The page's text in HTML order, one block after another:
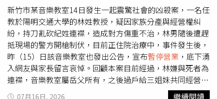
新竹市某音樂教室14日發生一起震驚社會的凶殺案，一名任
教於陽明交通大學的林姓教授，疑因家族分產與經營權糾
紛，持刀亂砍紀姓連襟，造成對方傷重不治，林男隨後遭趕
抵現場的警方開槍制伏，目前正住院治療中，事件發生後，
昨（15）日該音樂教室也發出公告，宣布暫停營業 ，底下湧
入網友與家長留言哀悼。回顧本案目前經過，林嫌與死者為
連襟，音樂教室屬岳父所有，之後過戶給三姐妹共同經營，
由三妹掛名負責人，實際運作則是由學音樂的二姐夫妻負
07月16日, 2026 繼續閱讀